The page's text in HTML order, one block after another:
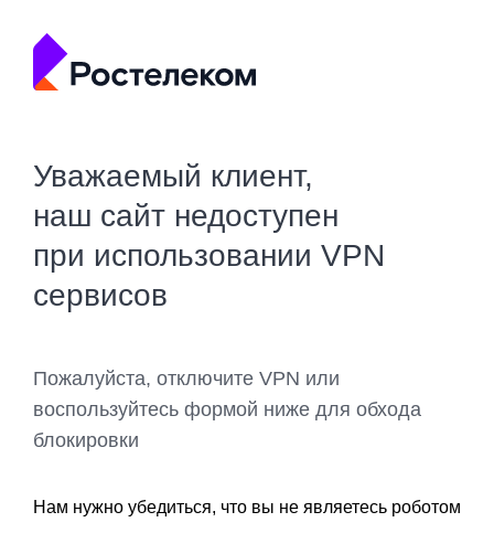
Уважаемый клиент,
наш сайт недоступен
при использовании VPN
сервисов
Пожалуйста, отключите VPN или
воспользуйтесь формой ниже для обхода
блокировки
Нам нужно убедиться, что вы не являетесь роботом